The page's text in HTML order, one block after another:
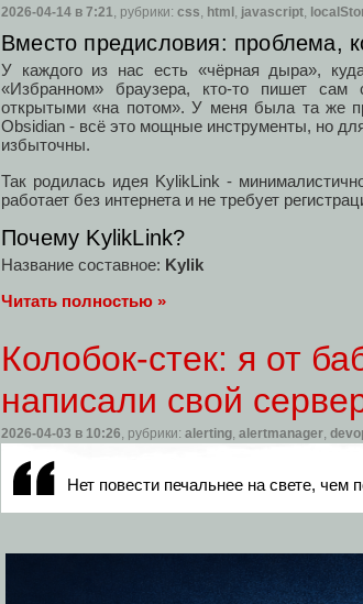
2026-04-14 в 7:21, рубрики: css, html, javascript,
Вместо предисловия: проблема,
У каждого из нас есть «чёрная дыра»,
«Избранном» браузера, кто-то пишет сам
открытыми «на потом». У меня была та же
Obsidian - всё это мощные инструменты, но
избыточны.
Так родилась идея KylikLink -
работает без интернета и не требует
Почему KylikLink?
Название составное: Kylik
Читать полностью »
Колобок-стек: я от
написали свой
2026-04-03 в 10:26 , рубрики: alerting alertmanager
Нет повести печальнее на свете, чем